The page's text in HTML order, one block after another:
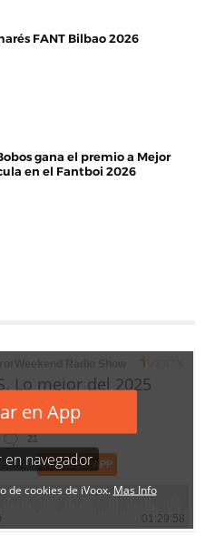
FANT Bilbao 2026
gana el premio a Mejor
en el Fantboi 2026